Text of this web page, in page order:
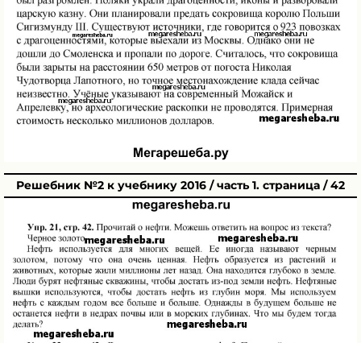
Решебник №2 к учебнику 2016 / часть 1. страница / 42